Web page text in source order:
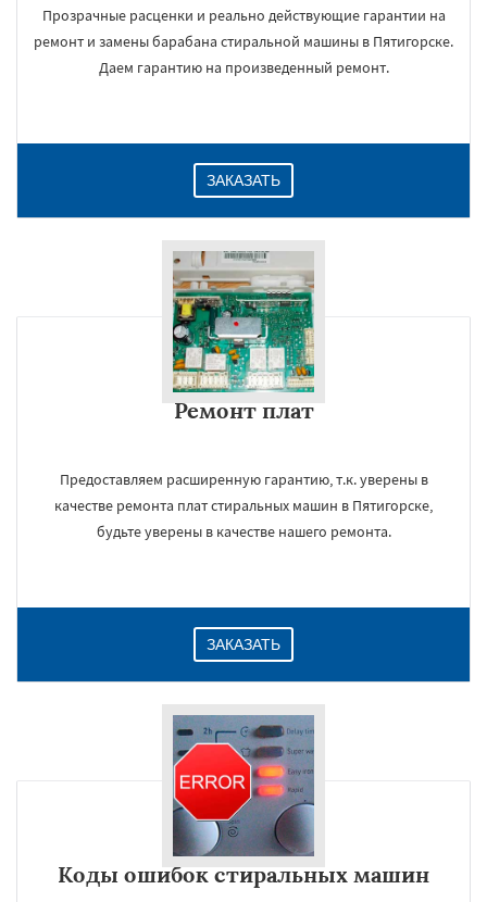
Прозрачные расценки и реально действующие гарантии на
ремонт и замены барабана стиральной машины в Пятигорске.
Даем гарантию на произведенный ремонт.
ЗАКАЗАТЬ
Ремонт плат
Предоставляем расширенную гарантию, т.к. уверены в
качестве ремонта плат стиральных машин в Пятигорске,
будьте уверены в качестве нашего ремонта.
ЗАКАЗАТЬ
Коды ошибок стиральных машин